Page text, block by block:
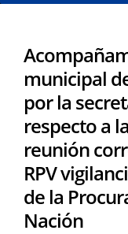
municipal
por la
respecto a
reunión
RPV
de la
Nación